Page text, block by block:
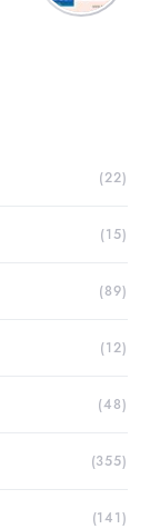
(22)
(15)
(89)
(12)
(48)
(355)
(141)